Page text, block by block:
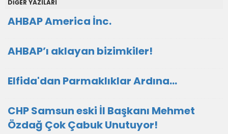
DİĞER YAZILARI
AHBAP America İnc.
AHBAP’ı aklayan bizimkiler!
Elfida'dan Parmaklıklar Ardına…
CHP Samsun eski İl Başkanı Mehmet
Özdağ Çok Çabuk Unutuyor!